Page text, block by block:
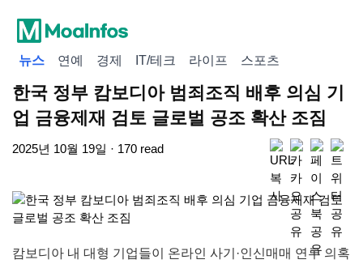
뉴스 연예 경제 IT/테크 라이프 스포츠
한국 정부 캄보디아 범죄조직 배후 의심 기
업 금융제재 검토 글로벌 공조 확산 조짐
2025년 10월 19일 · 170 read
캄보디아 내 대형 기업들이 온라인 사기·인신매매 연루 의혹